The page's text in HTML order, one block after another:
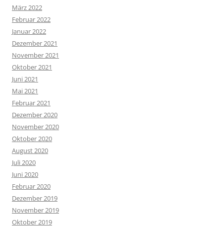
März 2022
Februar 2022
Januar 2022
Dezember 2021
November 2021
Oktober 2021
Juni 2021
Mai 2021
Februar 2021
Dezember 2020
November 2020
Oktober 2020
August 2020
Juli 2020
Juni 2020
Februar 2020
Dezember 2019
November 2019
Oktober 2019